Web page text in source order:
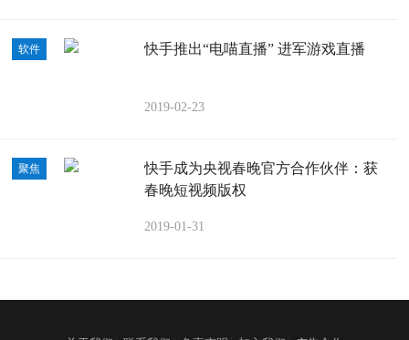
软件 快手推出“电喵直播” 进军游戏直播
2019-02-23
聚焦
快手成为央视春晚官方合作伙伴：获
春晚短视频版权
2019-01-31